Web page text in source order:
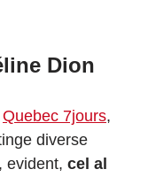
Dion
Quebec 7jours,
diverse
evident, cel al